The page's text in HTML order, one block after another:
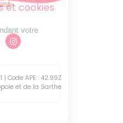
et cookies
| Code APE : 42.99Z
et de la Sarthe